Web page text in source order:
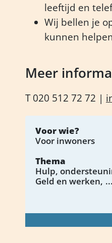
leeftijd en
Wij bellen je
kunnen
Meer
T 020 512 72 72 |
Voor wie?
Voor inwoners
Thema
Hulp,
Geld en werken ...